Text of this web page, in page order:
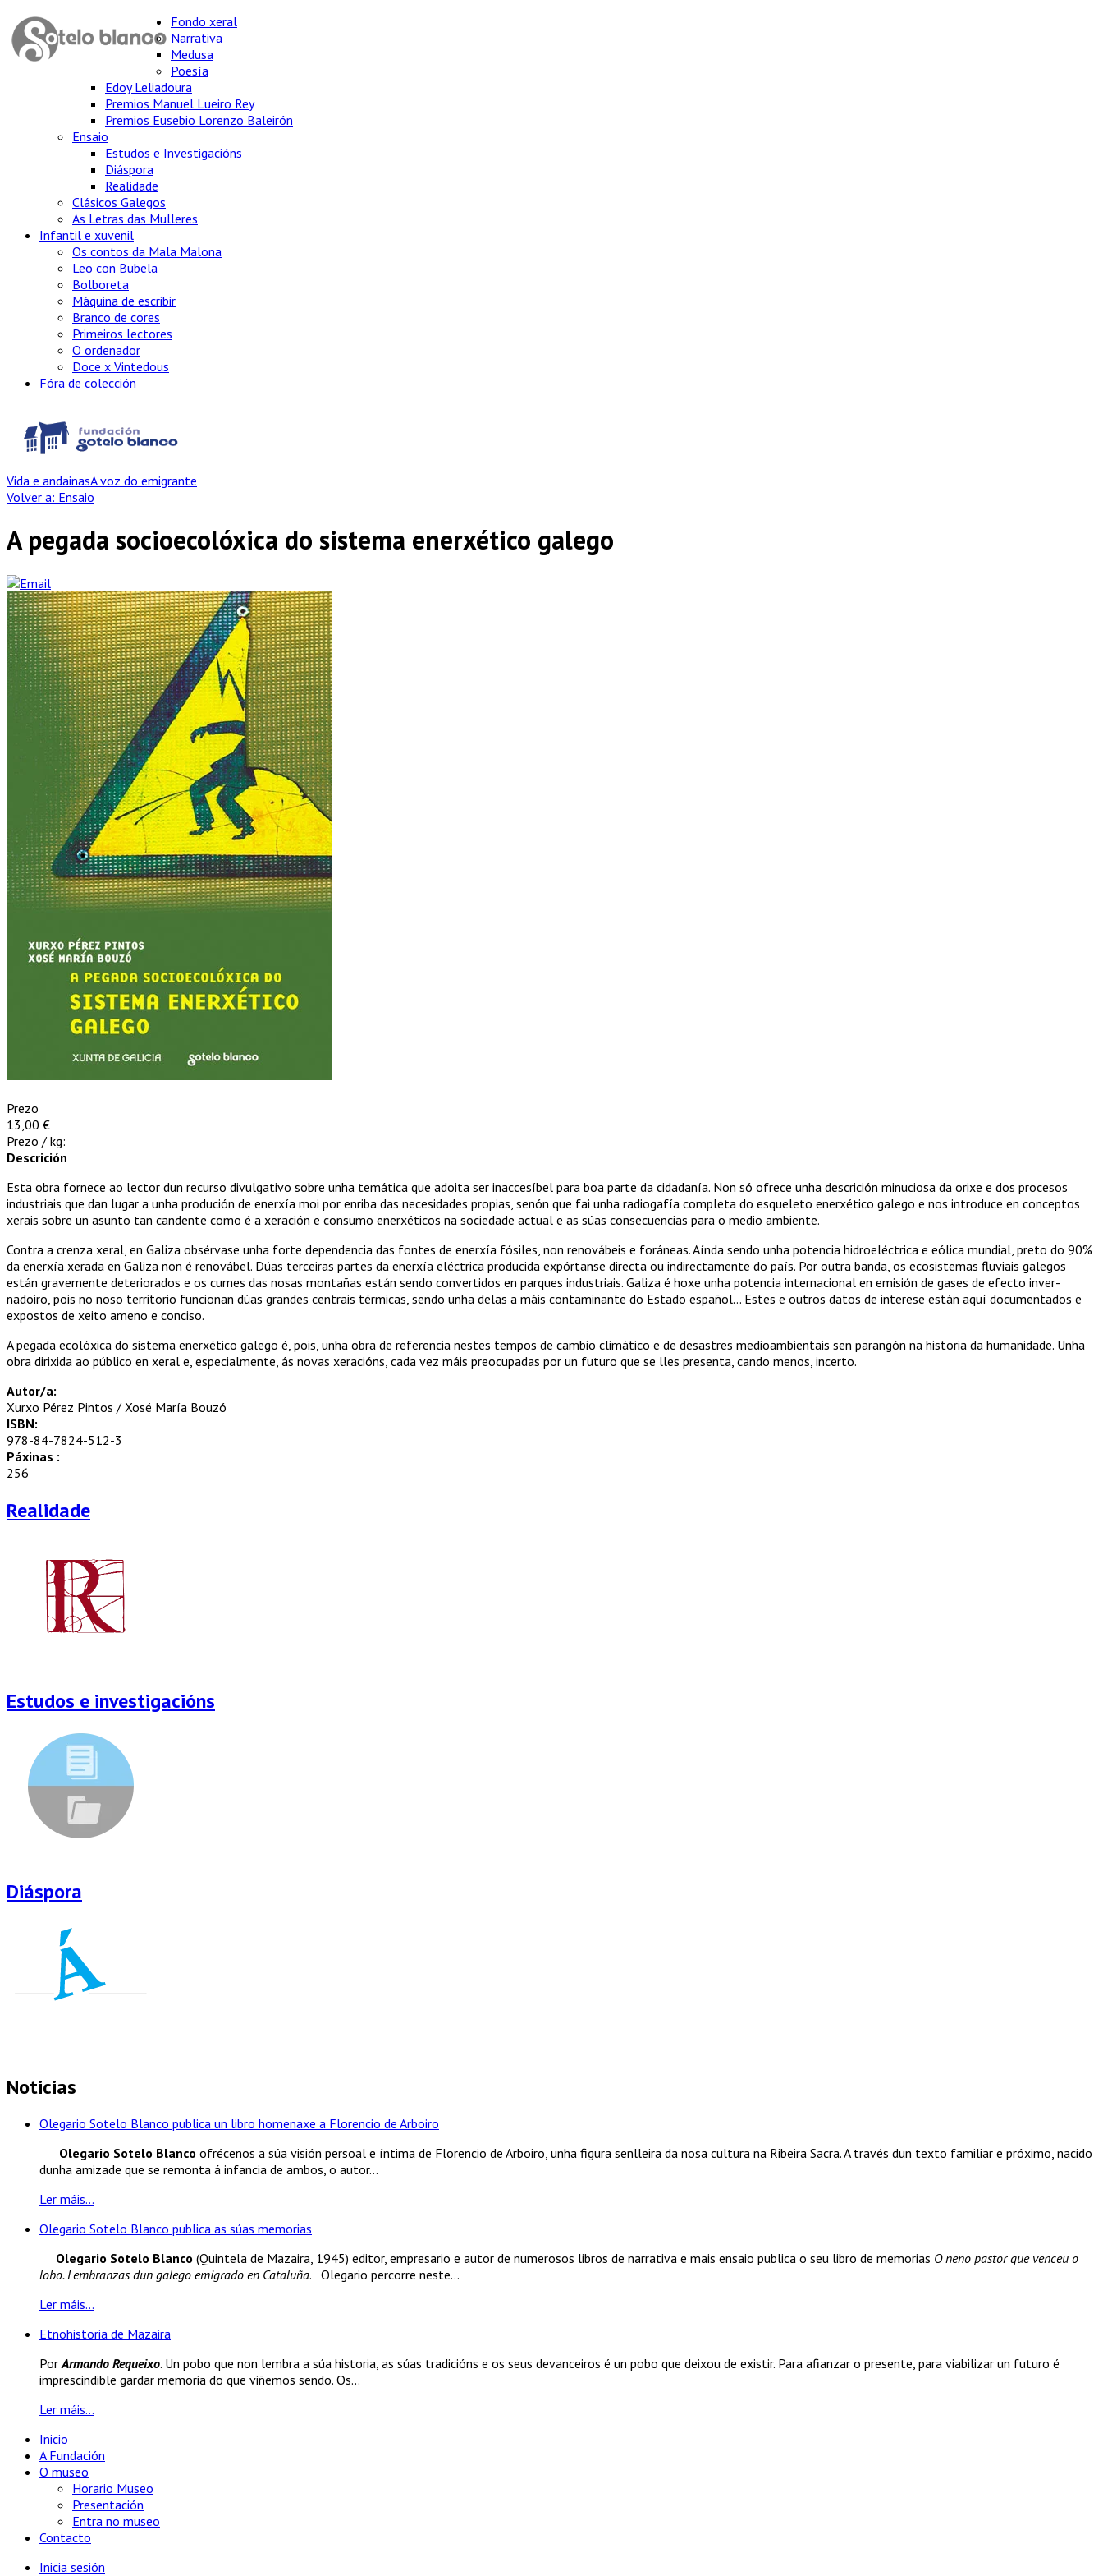
Fondo xeral
Narrativa
Medusa
Poesía
Edoy Leliadoura
Premios Manuel Lueiro Rey
Premios Eusebio Lorenzo Baleirón
Ensaio
Estudos e Investigacións
Diáspora
Realidade
Clásicos Galegos
As Letras das Mulleres
Infantil e xuvenil
Os contos da Mala Malona
Leo con Bubela
Bolboreta
Máquina de escribir
Branco de cores
Primeiros lectores
O ordenador
Doce x Vintedous
Fóra de colección
Vida e andainasA voz do emigrante
Volver a: Ensaio
A pegada socioecolóxica do sistema enerxético galego
Prezo
13,00 €
Prezo / kg:
Descrición
Esta obra fornece ao lector dun recurso divulgativo sobre unha temática que adoita ser inaccesíbel para boa parte da cidadanía. Non só ofrece unha descrición minuciosa da orixe e dos procesos
indus­triais que dan lugar a unha produción de enerxía moi por en­riba das necesidades propias, senón que fai unha radiogafía com­pleta do esqueleto enerxético galego e nos introduce en con­ceptos
xerais sobre un asunto tan candente como é a xeración e consumo ener­xéticos na sociedade actual e as súas consecuencias para o me­dio ambiente.
Contra a crenza xeral, en Galiza obsérvase unha forte de­pen­dencia das fontes de enerxía fósiles, non renovábeis e foráneas. Aínda sendo unha potencia hidroeléctrica e eólica mundial, preto do 90%
da enerxía xerada en Galiza non é renovábel. Dúas ter­ceiras partes da enerxía eléctrica producida expórtanse directa ou indirec­tamente do país. Por outra banda, os ecosistemas fluviais galegos
están gra­­­vemente dete­rio­rados e os cumes das nosas mon­tañas están sendo convertidos en parques industriais. Galiza é hoxe unha potencia internacional en emisión de gases de efecto in­ver­
nadoiro, pois no noso territorio funcionan dúas grandes centrais térmicas, sendo unha delas a máis contaminante do Estado es­pa­ñol… Estes e outros datos de interese están aquí docu­men­tados e
expostos de xeito ameno e conciso.
A pegada ecolóxica do sistema enerxético galego é, pois, unha obra de referencia nestes tempos de cambio climático e de desastres me­dioambientais sen parangón na historia da humanidade. Unha
obra dirixida ao público en xeral e, especialmente, ás novas xe­ra­cións, cada vez máis preocupadas por un futuro que se lles pre­senta, cando menos, incerto.
Autor/a:
Xurxo Pérez Pintos / Xosé María Bouzó
ISBN:
978-84-7824-512-3
Páxinas :
256
Realidade
Estudos e investigacións
Diáspora
Noticias
Olegario Sotelo Blanco publica un libro homenaxe a Florencio de Arboiro
Olegario Sotelo Blanco ofrécenos a súa visión persoal e íntima de Florencio de Arboiro, unha figura senlleira da nosa cultura na Ribeira Sacra. A través dun texto familiar e próximo, nacido
dunha amizade que se remonta á infancia de ambos, o autor...
Ler máis...
Olegario Sotelo Blanco publica as súas memorias
Olegario Sotelo Blanco (Quintela de Mazaira, 1945) editor, empresario e autor de numerosos libros de narrativa e mais ensaio publica o seu libro de memorias O neno pastor que venceu o
lobo. Lembranzas dun galego emigrado en Cataluña. Olegario percorre neste...
Ler máis...
Etnohistoria de Mazaira
PorArmando Requeixo. Un pobo que non lembra a súa historia, as súas tradicións e os seus devanceiros é un pobo que deixou de existir. Para afianzar o presente, para viabilizar un futuro é
imprescindible gardar memoria do que viñemos sendo. Os...
Ler máis...
Inicio
A Fundación
O museo
Horario Museo
Presentación
Entra no museo
Contacto
Inicia sesión